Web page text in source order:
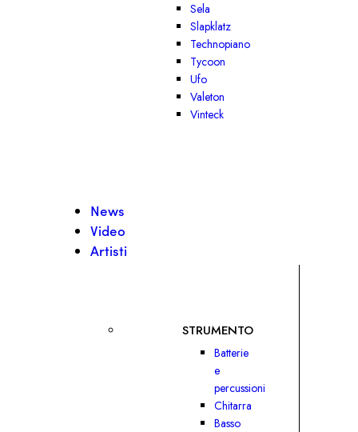
Sela
Slapklatz
Technopiano
Tycoon
Ufo
Valeton
Vinteck
News
Video
Artisti
STRUMENTO
Batterie
e
percussioni
Chitarra
Basso